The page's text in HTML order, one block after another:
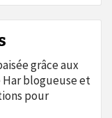
grâce aux
Har blogueuse et
pour